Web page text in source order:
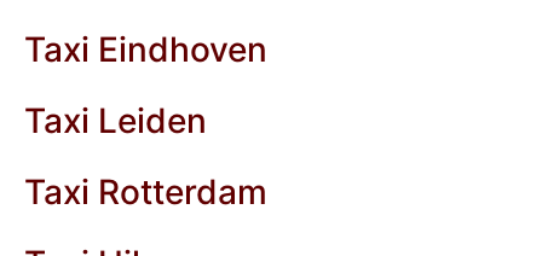
Taxi Eindhoven
Taxi Leiden
Taxi Rotterdam